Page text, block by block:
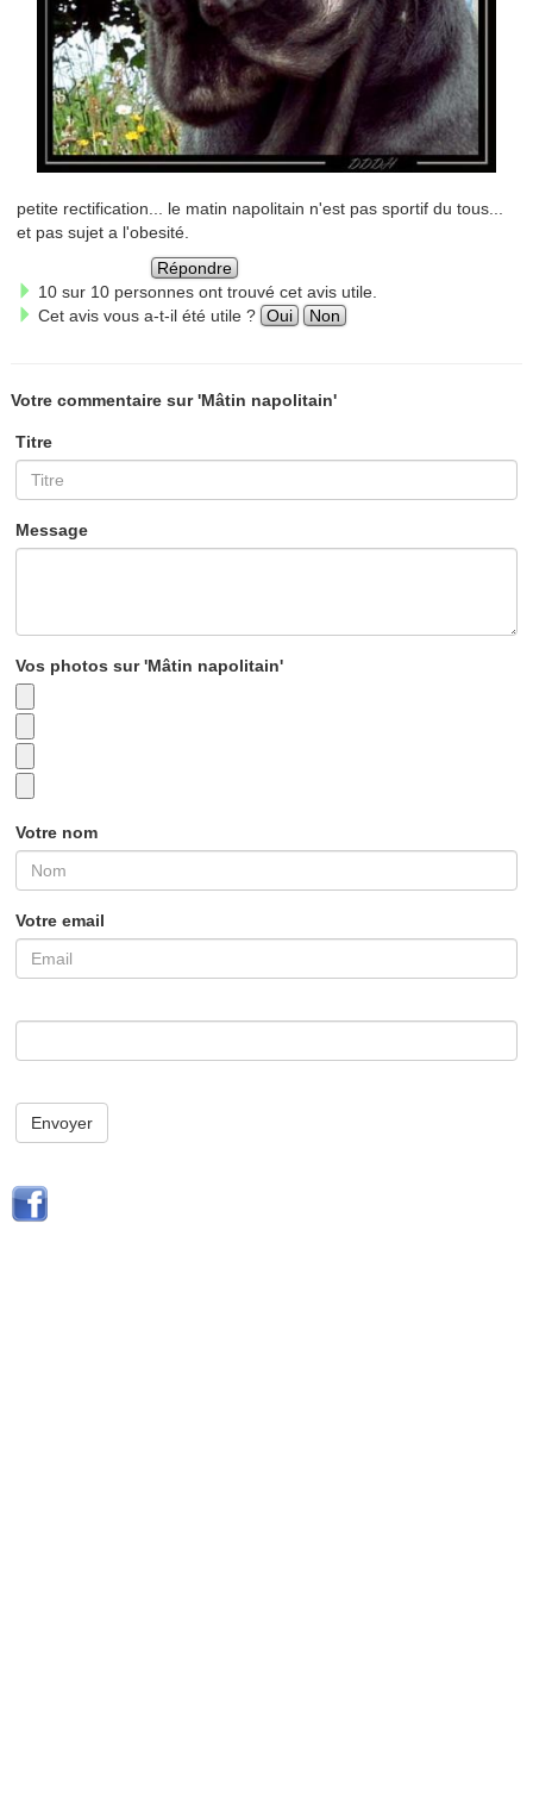
petite rectification... le matin napolitain n'est pas sportif du tous...
et pas sujet a l'obesité.
Répondre
10 sur 10 personnes ont trouvé cet avis utile.
Cet avis vous a-t-il été utile ? Oui Non
Votre commentaire sur 'Mâtin napolitain'
Titre
Message
Vos photos sur 'Mâtin napolitain'
Votre nom
Votre email
Envoyer